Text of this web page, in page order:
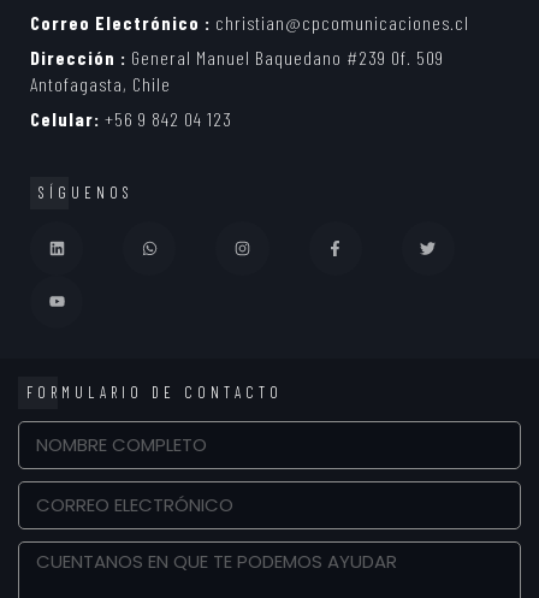
Correo Electrónico : christian@cpcomunicaciones.cl
Dirección : General Manuel Baquedano #239 Of. 509
Antofagasta, Chile
Celular: +56 9 842 04 123
SÍGUENOS
FORMULARIO DE CONTACTO